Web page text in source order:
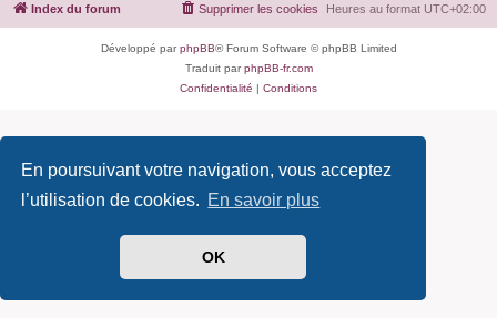
En poursuivant votre navigation, vous acceptez
l’utilisation de cookies. En savoir plus
OK
Index du forum Heures au format UTC+02:00
Supprimer les cookies
Développé parphpBB® Forum Software © phpBB Limited
Traduit parphpBB-fr.com
Confidentialité | Conditions